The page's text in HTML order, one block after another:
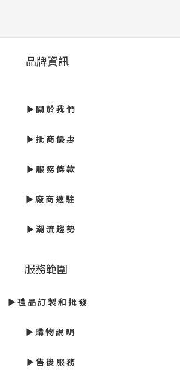
品牌資訊
► 關 於 我 們
► 批 商 優惠
► 服 務 條 款
►廠 商 進 駐
►潮 流 趨 勢
服務範圍
► 禮 品 訂 製 和 批 發
► 購 物 說 明
► 售 後 服 務